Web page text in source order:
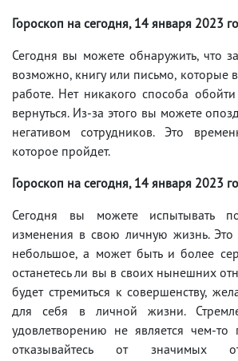
Гороскоп на сегодня, 14 января 2023
Сегодня вы можете обнаружить, что
возможно, книгу или письмо, которые
работе. Нет никакого способа
вернуться. Из-за этого вы можете
негативом сотрудников. Это
которое пройдет.
Гороскоп на сегодня, 14 января 2023
Сегодня вы можете испытывать
изменения в свою личную жизнь. Это
небольшое, а может быть и более
останетесь ли вы в своих нынешних
будет стремиться к совершенству,
для себя в личной жизни.
удовлетворению не является чем-то
отказывайтесь от значимых